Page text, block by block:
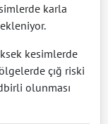
karla
kesimlerde
çığ riski
olunması